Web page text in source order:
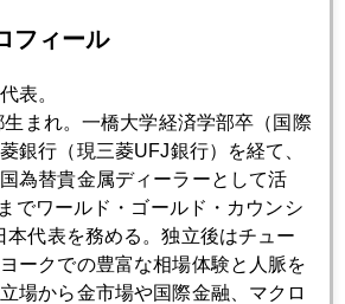
価が上がれば、それに連れて値が上が
して保有することが大切なのです。
とつです。
ことを日本経済が良くなりつつあるこ
産運用も考え直すべきときだと思いま
フィール
表。
まれ。一橋大学経済学部卒（国際
銀行（現三菱UFJ銀行）を経て、
為替貴金属ディーラーとして活
でワールド・ゴールド・カウンシ
本代表を務める。独立後はチュー
ークでの豊富な相場体験と人脈を
場から金市場や国際金融、マクロ